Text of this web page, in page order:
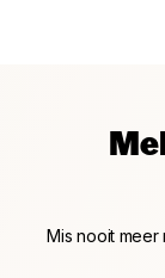
Mis nooit